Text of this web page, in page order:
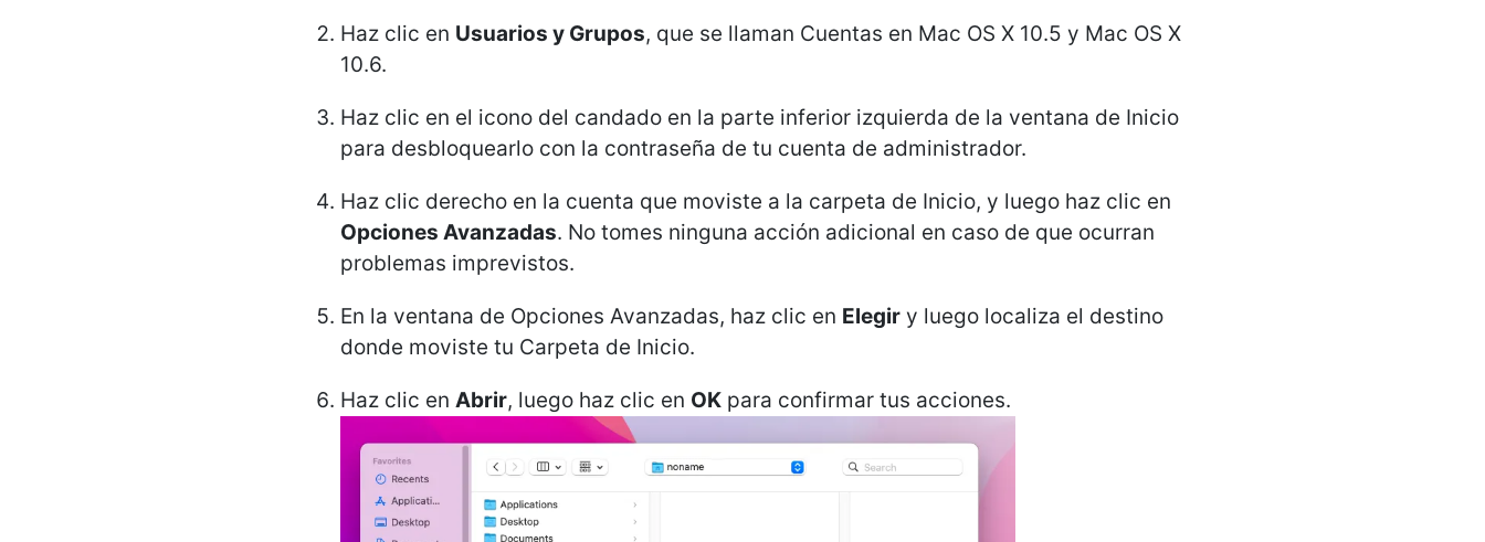
Haz clic en Usuarios y Grupos, que se llaman Cuentas en Mac OS X 10.5 y Mac OS X
10.6.
Haz clic en el icono del candado en la parte inferior izquierda de la ventana de Inicio
para desbloquearlo con la contraseña de tu cuenta de administrador.
Haz clic derecho en la cuenta que moviste a la carpeta de Inicio, y luego haz clic en
Opciones Avanzadas. No tomes ninguna acción adicional en caso de que ocurran
problemas imprevistos.
En la ventana de Opciones Avanzadas, haz clic en Elegir y luego localiza el destino
donde moviste tu Carpeta de Inicio.
Haz clic en Abrir, luego haz clic en OK para confirmar tus acciones.